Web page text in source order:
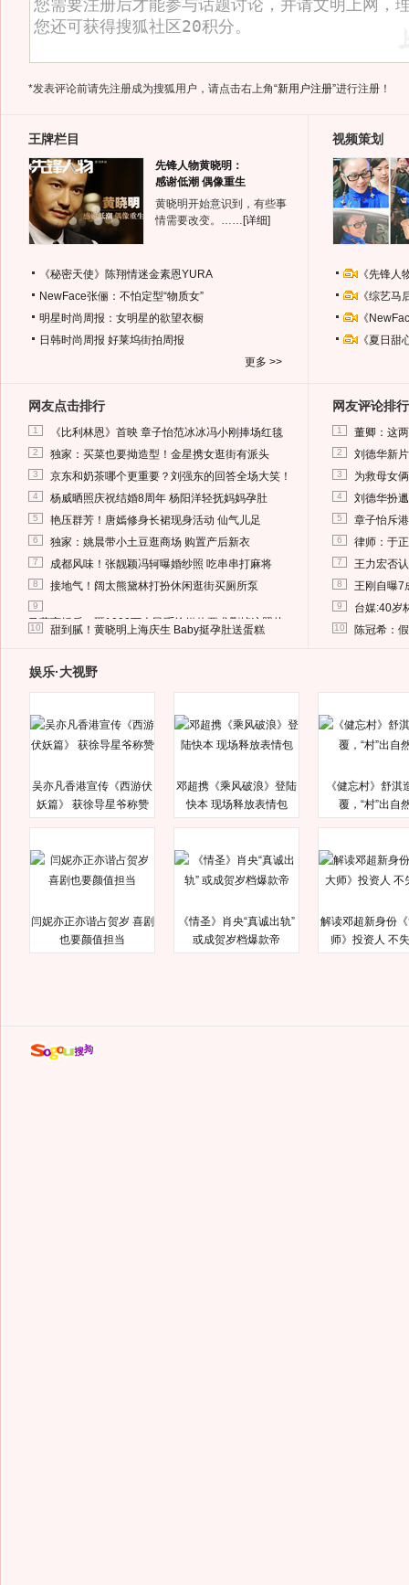
*发表评论前请先注册成为搜狐用户，请点击右上角“新用户注册”进行注册！
王牌栏目
先锋人物黄晓明：
感谢低潮 偶像重生
黄晓明开始意识到，有些事
情需要改变。…… [详细]
《秘密天使》陈翔情迷金素恩YURA
NewFace张俪：不怕定型“物质女”
明星时尚周报：女明星的欲望衣橱
日韩时尚周报 好莱坞街拍周报
更多 >>
视频策划
《先锋
《综艺
《
《夏日
网友点击排行
1 《比利林恩》首映 章子怡范冰冰冯小刚捧场红毯
2 独家：买菜也要拗造型！金星携女逛街有派头
3 京东和奶茶哪个更重要？刘强东的回答全场大笑！
4 杨威晒照庆祝结婚8周年 杨阳洋轻抚妈妈孕肚
5 艳压群芳！唐嫣修身长裙现身活动 仙气儿足
6 独家：姚晨带小土豆逛商场 购置产后新衣
7 成都风味！张靓颖冯轲曝婚纱照 吃串串打麻将
8 接地气！阔太熊黛林打扮休闲逛街买厕所泵
9
马蓉离婚后，砸1000万人民币给媒体要求删掉这照片
10 甜到腻！黄晓明上海庆生 Baby挺孕肚送蛋糕
网友评论排行
1 董卿：这
2 刘德华新
3 为救母女
4 刘德华扮
5 章子怡斥
6 律师：于
7 王力宏否
8 王刚自曝7
9 台媒:40岁
10 陈冠希：
娱乐·大视野
吴亦凡香港宣传《西游伏
妖篇》 获徐导星爷称赞
邓超携《乘风破浪》登陆
快本 现场释放表情包
《健忘村》舒淇
覆，“村”出自
闫妮亦正亦谐占贺岁 喜剧
也要颜值担当
《情圣》肖央“真诚出轨”
或成贺岁档爆款帝
解读邓超新身份
师》投资人 不